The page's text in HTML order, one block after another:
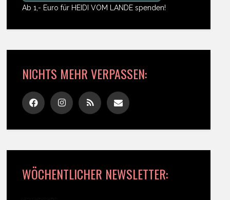
Ab 1,- Euro für HEIDI VOM LANDE spenden!
NICHTS MEHR VERPASSEN:
WÖCHENTLICHER NEWSLETTER: